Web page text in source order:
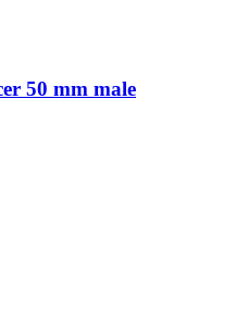
50 mm male